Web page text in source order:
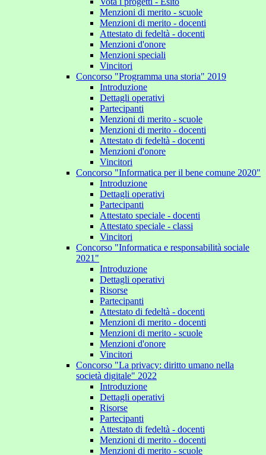
Menzioni di merito - scuole
Menzioni di merito - docenti
Attestato di fedeltà - docenti
Menzioni d'onore
Menzioni speciali
Vincitori
Concorso "Programma una storia" 2019
Introduzione
Dettagli operativi
Partecipanti
Menzioni di merito - scuole
Menzioni di merito - docenti
Attestato di fedeltà - docenti
Menzioni d'onore
Vincitori
Concorso "Informatica per il bene comune 2020"
Introduzione
Dettagli operativi
Partecipanti
Attestato speciale - docenti
Attestato speciale - classi
Vincitori
Concorso "Informatica e responsabilità sociale
2021"
Introduzione
Dettagli operativi
Risorse
Partecipanti
Attestato di fedeltà - docenti
Menzioni di merito - docenti
Menzioni di merito - scuole
Menzioni d'onore
Vincitori
Concorso "La privacy: diritto umano nella
società digitale" 2022
Introduzione
Dettagli operativi
Risorse
Partecipanti
Attestato di fedeltà - docenti
Menzioni di merito - docenti
Menzioni di merito - scuole